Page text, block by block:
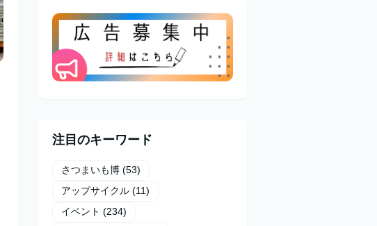
注目のキーワード
さつまいも博 (53)
アップサイクル (11)
イベント (234)